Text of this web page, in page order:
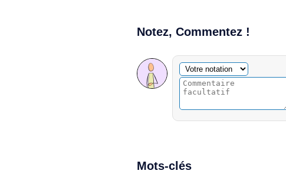
Notez, Commentez !
Commentaire facultatif
Votre notation
Mots-clés